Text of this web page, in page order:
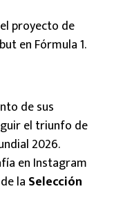
proyecto de
en Fórmula 1.
de sus
el triunfo de
2026.
en Instagram
la Selección